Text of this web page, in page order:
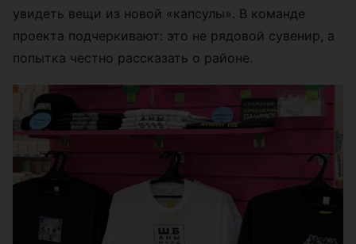
увидеть вещи из новой «капсулы». В команде
проекта подчеркивают: это не рядовой сувенир, а
попытка честно рассказать о районе.